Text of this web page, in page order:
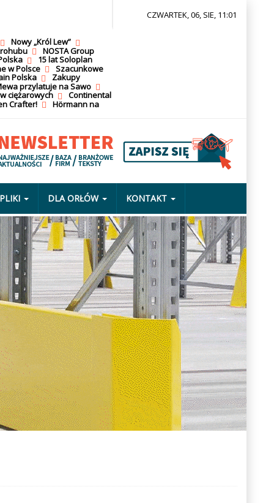
Nowy „Król Lew”
NOSTA Group
15 lat Soloplan
w Polsce
Szacunkowe
Polska
Zakupy
przylatuje na Sawo
ciężarowych
Continental
Crafter!
Hörmann na
CZWARTEK, 06, SIE, 11:01
DLA ORŁÓW KONTAKT